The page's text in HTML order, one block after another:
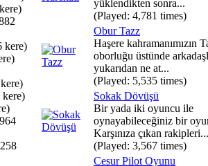
kere)
yüklendikten sonra...
(Played: 4,781 times)
Obur Tazz
Haşere kahramanımızın
oborluğu üstünde
yukarıdan ne at...
(Played: 5,535 times)
Sokak Dövüşü
Bir yada iki oyuncu ile
oynayabileceğiniz bir
Karşınıza çıkan rakipleri...
(Played: 3,567 times)
Cesur Pilot Oyunu